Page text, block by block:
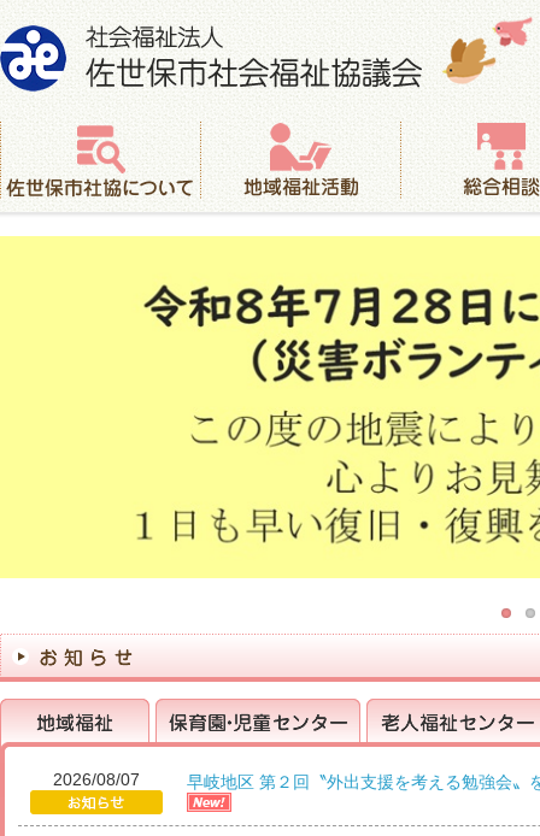
社会福祉法人 佐世保市社会福祉協議会
佐世保市社協について
地域福祉活動 総合相談
地域福祉 保育園・児童センター
2026/08/07 早岐地区 第２回〝外出支援を考える勉強会〟